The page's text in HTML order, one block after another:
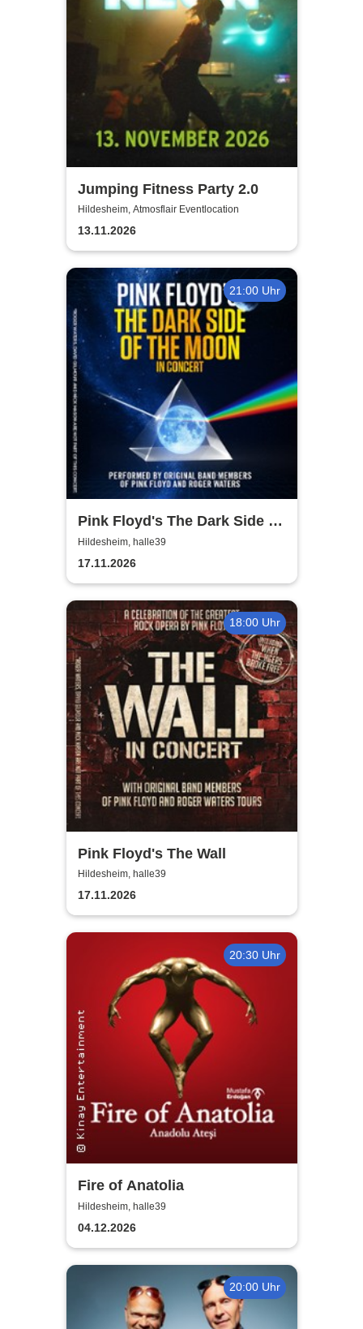
Jumping Fitness Party 2.0
Hildesheim, Atmosflair Eventlocation
13.11.2026
21:00 Uhr
Pink Floyd's The Dark Side of
the Moon - In Concert
Hildesheim, halle39
17.11.2026
18:00 Uhr
Pink Floyd's The Wall
Hildesheim, halle39
17.11.2026
20:30 Uhr
Fire of Anatolia
Hildesheim, halle39
04.12.2026
20:00 Uhr